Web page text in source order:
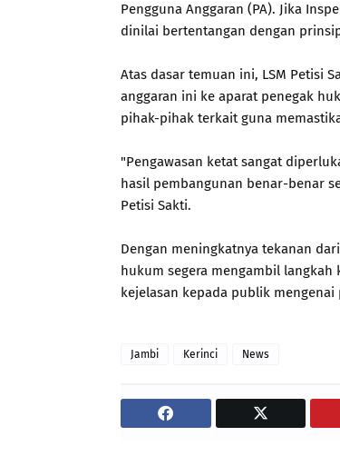
Pengguna Anggaran (PA). Jika
dinilai bertentangan dengan
Atas dasar temuan ini, LSM Petisi
anggaran ini ke aparat penegak
pihak-pihak terkait guna
"Pengawasan ketat sangat
hasil pembangunan benar-benar
Petisi Sakti.
Dengan meningkatnya tekanan
hukum segera mengambil
kejelasan kepada publik
Jambi Kerinci News